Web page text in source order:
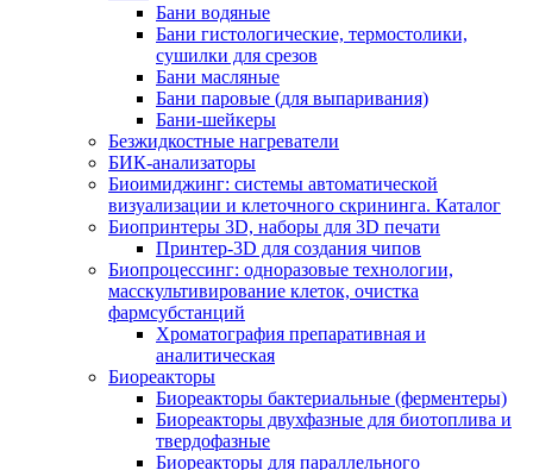
Бани водяные
Бани гистологические, термостолики,
сушилки для срезов
Бани масляные
Бани паровые (для выпаривания)
Бани-шейкеры
Безжидкостные нагреватели
БИК-анализаторы
Биоимиджинг: системы автоматической
визуализации и клеточного скрининга. Каталог
Биопринтеры 3D, наборы для 3D печати
Принтер-3D для создания чипов
Биопроцессинг: одноразовые технологии,
масскультивирование клеток, очистка
фармсубстанций
Хроматография препаративная и
аналитическая
Биореакторы
Биореакторы бактериальные (ферментеры)
Биореакторы двухфазные для биотоплива и
твердофазные
Биореакторы для параллельного